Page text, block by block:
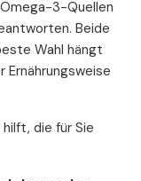
3-Quellen
Beide
Wahl hängt
Ernährungsweise
die für Sie